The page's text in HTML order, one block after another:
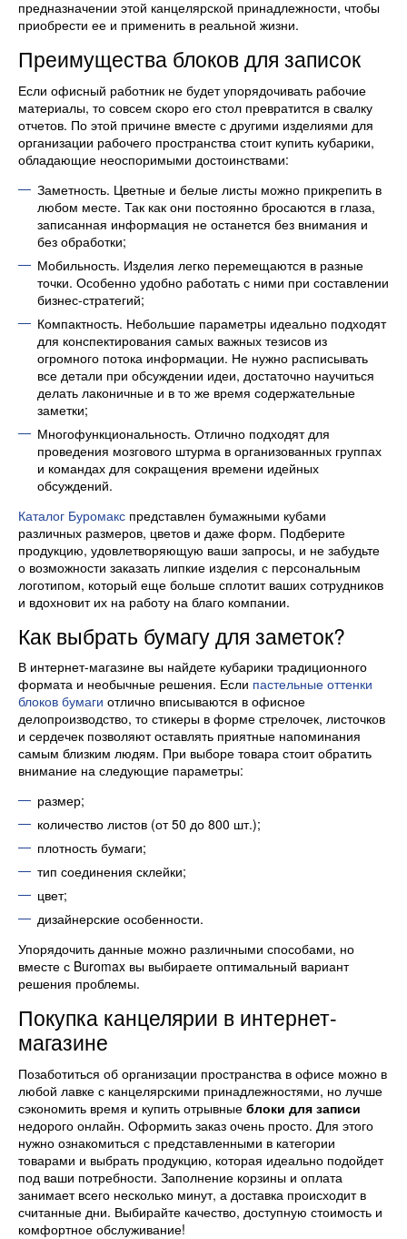
предназначении этой канцелярской принадлежности, чтобы
приобрести ее и применить в реальной жизни.
Преимущества блоков для записок
Если офисный работник не будет упорядочивать рабочие
материалы, то совсем скоро его стол превратится в свалку
отчетов. По этой причине вместе с другими изделиями для
организации рабочего пространства стоит купить кубарики,
обладающие неоспоримыми достоинствами:
Заметность. Цветные и белые листы можно прикрепить в
любом месте. Так как они постоянно бросаются в глаза,
записанная информация не останется без внимания и
без обработки;
Мобильность. Изделия легко перемещаются в разные
точки. Особенно удобно работать с ними при составлении
бизнес-стратегий;
Компактность. Небольшие параметры идеально подходят
для конспектирования самых важных тезисов из
огромного потока информации. Не нужно расписывать
все детали при обсуждении идеи, достаточно научиться
делать лаконичные и в то же время содержательные
заметки;
Многофункциональность. Отлично подходят для
проведения мозгового штурма в организованных группах
и командах для сокращения времени идейных
обсуждений.
Каталог Буромакс представлен бумажными кубами
различных размеров, цветов и даже форм. Подберите
продукцию, удовлетворяющую ваши запросы, и не забудьте
о возможности заказать липкие изделия с персональным
логотипом, который еще больше сплотит ваших сотрудников
и вдохновит их на работу на благо компании.
Как выбрать бумагу для заметок?
В интернет-магазине вы найдете кубарики традиционного
формата и необычные решения. Если пастельные оттенки
блоков бумаги отлично вписываются в офисное
делопроизводство, то стикеры в форме стрелочек, листочков
и сердечек позволяют оставлять приятные напоминания
самым близким людям. При выборе товара стоит обратить
внимание на следующие параметры:
размер;
количество листов (от 50 до 800 шт.);
плотность бумаги;
тип соединения склейки;
цвет;
дизайнерские особенности.
Упорядочить данные можно различными способами, но
вместе с Buromax вы выбираете оптимальный вариант
решения проблемы.
Покупка канцелярии в интернет-
магазине
Позаботиться об организации пространства в офисе можно в
любой лавке с канцелярскими принадлежностями, но лучше
сэкономить время и купить отрывные блоки для записи
недорого онлайн. Оформить заказ очень просто. Для этого
нужно ознакомиться с представленными в категории
товарами и выбрать продукцию, которая идеально подойдет
под ваши потребности. Заполнение корзины и оплата
занимает всего несколько минут, а доставка происходит в
считанные дни. Выбирайте качество, доступную стоимость и
комфортное обслуживание!